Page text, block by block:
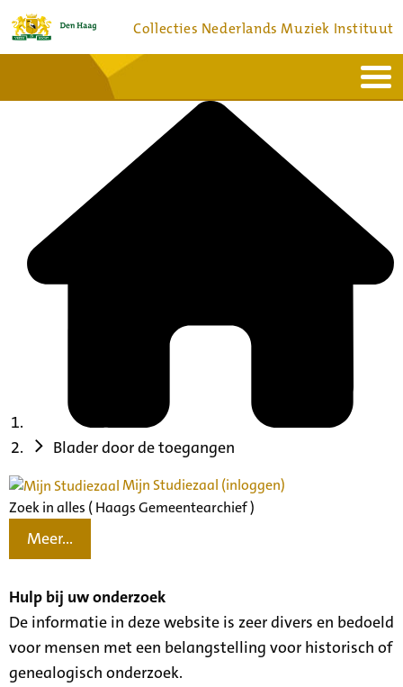
Collecties Nederlands Muziek Instituut
Bronnen en collecties
Blader door de toegangen
Mijn Studiezaal (inloggen)
Zoek in alles ( Haags Gemeentearchief )
Meer...
Hulp bij uw onderzoek
De informatie in deze website is zeer divers en bedoeld
voor mensen met een belangstelling voor historisch of
genealogisch onderzoek.